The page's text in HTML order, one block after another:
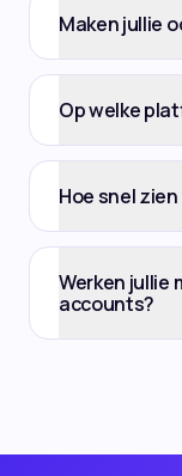
Maken jullie
Op welke
Hoe snel
Werken jullie
accounts?